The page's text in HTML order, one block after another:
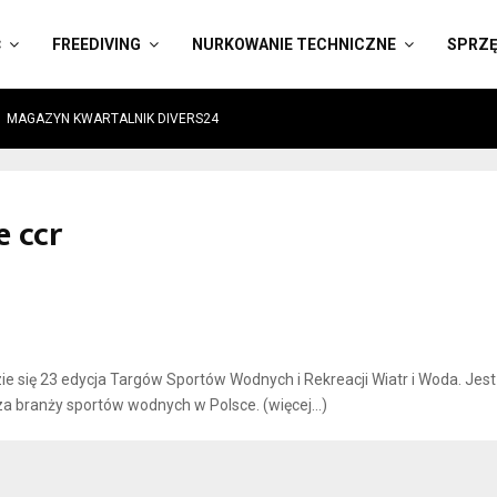
FREEDIVING NURKOWANIE TECHNICZNE
MAGAZYN KWARTALNIK DIVERS24
ccr
się 23 edycja Targów Sportów Wodnych i Rekreacji Wiatr i Woda.
branży sportów wodnych w Polsce. (więcej…)